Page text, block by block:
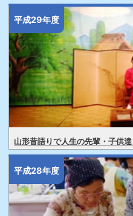
平成29年度
山形昔語りで人生の先輩・子供
平成28年度